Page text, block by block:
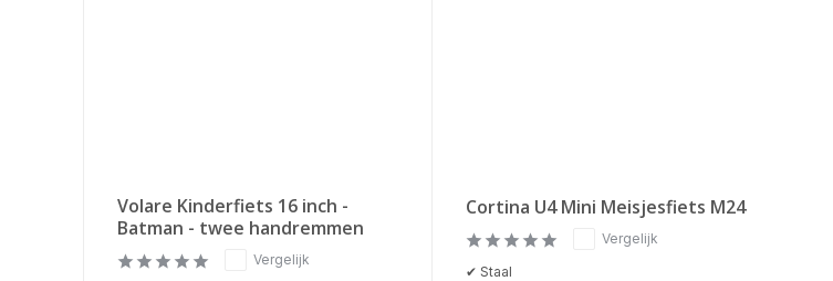
Volare Kinderfiets 16 inch -
Batman - twee handremmen
Vergelijk
Cortina U4 Mini Meisjesfiets M24
Vergelijk
✔ Staal